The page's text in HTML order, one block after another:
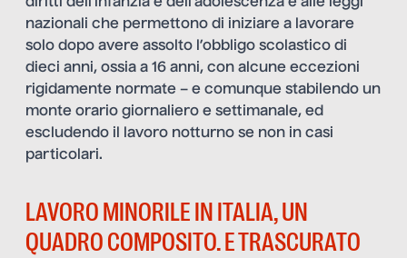
nazionali che permettono di iniziare a lavorare
solo dopo avere assolto l’obbligo scolastico di
dieci anni, ossia a 16 anni, con alcune eccezioni
rigidamente normate – e comunque stabilendo un
monte orario giornaliero e settimanale, ed
escludendo il lavoro notturno se non in casi
particolari.
LAVORO MINORILE IN ITALIA, UN
QUADRO COMPOSITO. E TRASCURATO